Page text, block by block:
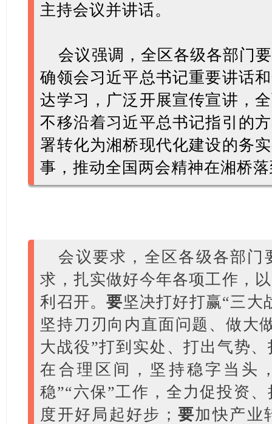
主持会议并讲话。
会议强调，全区各级各部门
确领会习近平总书记重要讲话
达学习，广泛开展宣传宣讲，
不移沿着习近平总书记指引的
署转化为湘桥现代化建设的务
事，推动全国两会精神在湘桥
会议要求，全区各级各部
求，扎实做好今年各项工作，
利召开。要坚决打好打赢“三大
坚持刀刃向内直面问题、做大
大战役”打到实处、打出气势
在合理区间，坚持稳字当头
稳”“六保”工作，全力促投资
度开好局起好步； 要加快产业